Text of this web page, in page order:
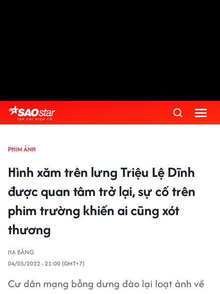
PHIM ẢNH
Hình xăm trên lưng Triệu Lệ Dĩnh
được quan tâm trở lại, sự cố trên
phim trường khiến ai cũng xót
thương
HẠ BĂNG
04/05/2022 - 21:00 (GMT+7)
Cư dân mạng bỗng dưng đào lại loạt ảnh về